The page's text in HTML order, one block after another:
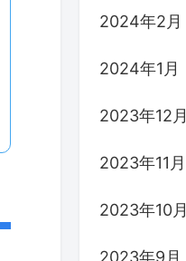
2024年2月
2024年1月
2023年12月
2023年11月
2023年10月
2023年9月